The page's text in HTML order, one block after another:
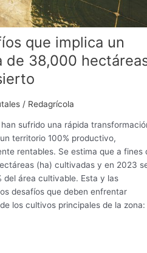
que implica un
de 38,000
/ Redagrícola
han sufrido una rápida
territorio 100% productivo,
rentables. Se estima que a fines
(ha) cultivadas y en 2023
del área cultivable. Esta y las
desafíos que deben enfrentar
los cultivos principales de la zona: